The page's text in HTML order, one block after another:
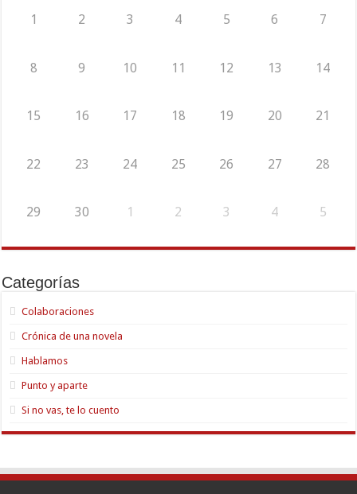
1 2 3 4 5 6 7
8 9 10 11 12 13 14
15 16 17 18 19 20 21
22 23 24 25 26 27 28
29 30 1 2 3 4 5
Categorías
Colaboraciones
Crónica de una novela
Hablamos
Punto y aparte
Si no vas, te lo cuento